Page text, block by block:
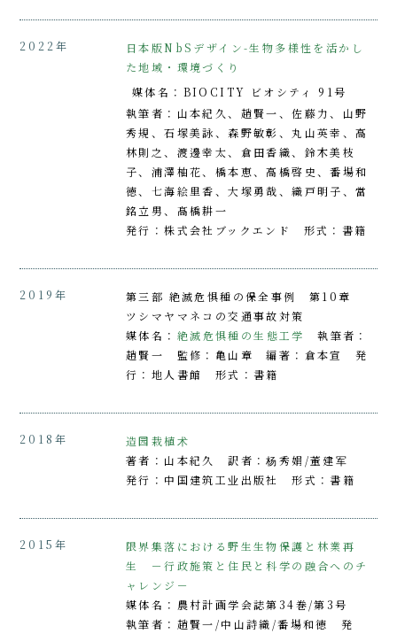
2022年
日本版NbSデザイン-生物多様性を活かし
た地域・環境づくり
媒体名：BIOCITY ビオシティ 91号
執筆者：山本紀久、趙賢一、佐藤力、山野
秀規、石塚美詠、森野敏彰、丸山英幸、高
林則之、渡邊幸太、倉田香織、鈴木美枝
子、浦澤柚花、橋本恵、高橋啓史、番場和
徳、七海絵里香、大塚勇哉、織戸明子、當
銘立男、髙橋耕一
発行：株式会社ブックエンド 形式：書籍
2019年
第三部 絶滅危惧種の保全事例 第10章
ツシマヤマネコの交通事故対策
媒体名： 絶滅危惧種の生態工学
執筆者：
趙賢一 監修：亀山章 編著：倉本宣 発
行：地人書館 形式：書籍
2018年
造园栽植术
著者：山本紀久 訳者：杨秀娟/董建军
発行：中国建筑工业出版社 形式：書籍
2015年
限界集落における野生生物保護と林業再
生 －行政施策と住民と科学の融合へのチ
ャレンジ－
媒体名：農村計画学会誌第34巻/第3号
執筆者：趙賢一/中山詩織/番場和徳 発